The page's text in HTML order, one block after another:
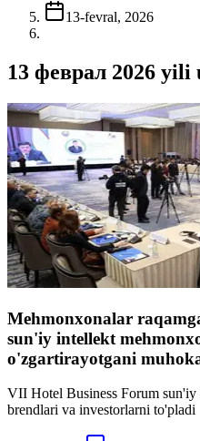
13-fevral, 2026
13 феврал 2026
Mehmonxonalar
sun'iy intellekt
o'zgartirayotgani
VII Hotel Business Forum
brendlari va investorlarni to'pladi